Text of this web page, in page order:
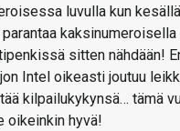
luvulla kun
kaksinumeroisella
sitten nähdään!
Intel oikeasti joutuu
kilpailukykynsä… tämä
oikeinkin hyvä!